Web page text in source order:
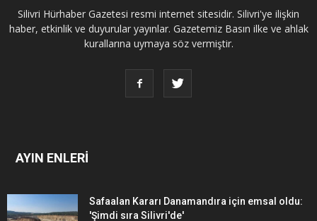
Silivri Hürhaber Gazetesi resmi internet sitesidir. Silivri'ye ilişkin
haber, etkinlik ve duyurular yayınlar. Gazetemiz Basın ilke ve ahlak
kurallarına uymaya söz vermiştir.
AYIN ENLERİ
Safaalan Kararı Danamandıra için emsal oldu:
'Şimdi sıra Silivri'de'